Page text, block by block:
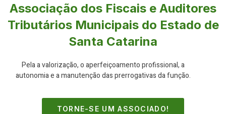
Associação dos Fiscais e Auditores
Tributários Municipais do Estado de
Santa Catarina
Pela a valorização, o aperfeiçoamento profissional, a
autonomia e a manutenção das prerrogativas da função.
TORNE-SE UM ASSOCIADO!